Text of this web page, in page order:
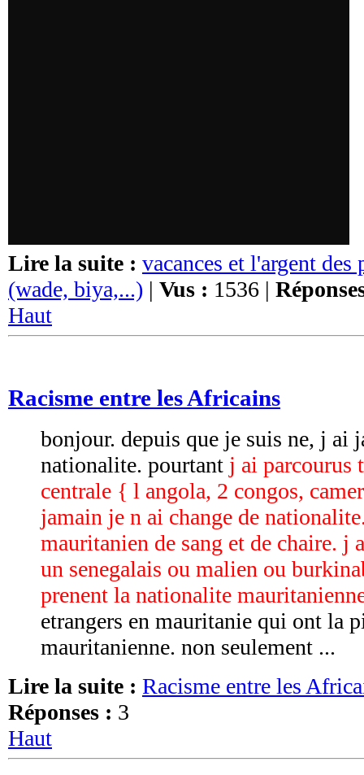
Lire la suite : vacances et l'argent
(wade, biya,...) | Vus : 1536 |
Haut
Racisme entre les Africains
bonjour. depuis que je suis ne, j ai
nationalite. pourtant j ai parcourus
centrale { l angola, 2 congos,
jamain je n ai change de
mauritanien de sang et de chaire. j
un senegalais ou malien ou
prenent la nationalite
etrangers en mauritanie qui ont la
mauritanienne. non seulement ...
Lire la suite : Racisme entre les
Réponses : 3
Haut